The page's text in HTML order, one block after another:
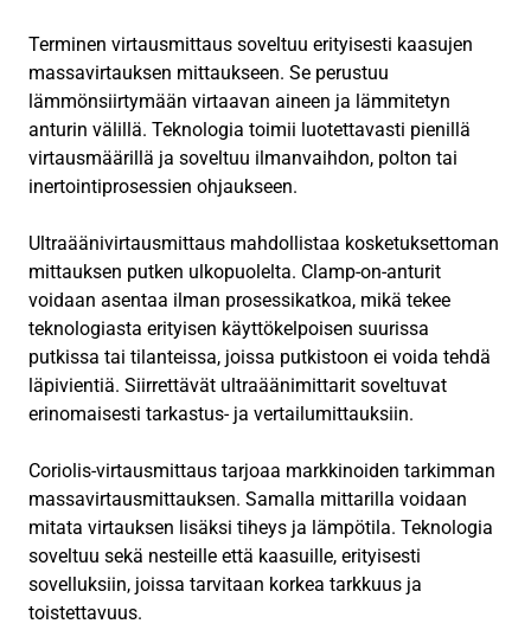
Terminen virtausmittaus soveltuu erityisesti kaasujen
massavirtauksen mittaukseen. Se perustuu
lämmönsiirtymään virtaavan aineen ja lämmitetyn
anturin välillä. Teknologia toimii luotettavasti pienillä
virtausmäärillä ja soveltuu ilmanvaihdon, polton tai
inertointiprosessien ohjaukseen.
Ultraäänivirtausmittaus mahdollistaa kosketuksettoman
mittauksen putken ulkopuolelta. Clamp-on-anturit
voidaan asentaa ilman prosessikatkoa, mikä tekee
teknologiasta erityisen käyttökelpoisen suurissa
putkissa tai tilanteissa, joissa putkistoon ei voida tehdä
läpivientiä. Siirrettävät ultraäänimittarit soveltuvat
erinomaisesti tarkastus- ja vertailumittauksiin.
Coriolis-virtausmittaus tarjoaa markkinoiden tarkimman
massavirtausmittauksen. Samalla mittarilla voidaan
mitata virtauksen lisäksi tiheys ja lämpötila. Teknologia
soveltuu sekä nesteille että kaasuille, erityisesti
sovelluksiin, joissa tarvitaan korkea tarkkuus ja
toistettavuus.